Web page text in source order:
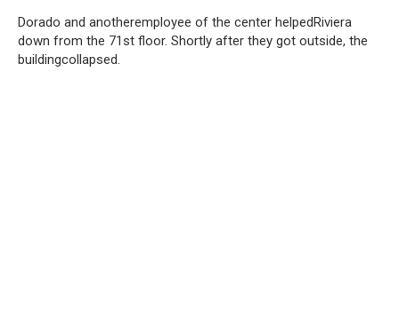
Dorado and anotheremployee of the center helpedRiviera
down from the 71st floor. Shortly after they got outside, the
buildingcollapsed.